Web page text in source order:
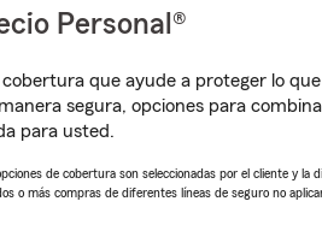
Personal®
que ayude a proteger lo
segura, opciones para
para usted.
de cobertura son seleccionadas por el cliente y la
o más compras de diferentes líneas de seguro no